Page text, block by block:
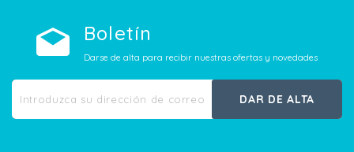
Boletín
Darse de alta para recibir nuestras ofertas y novedades
DAR DE ALTA